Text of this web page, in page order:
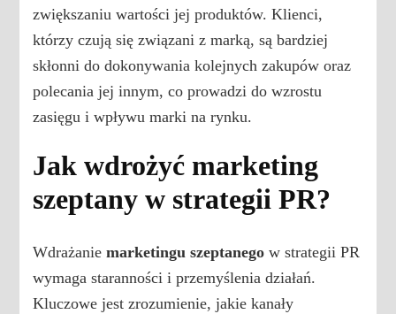
zwiększaniu wartości jej produktów. Klienci,
którzy czują się związani z marką, są bardziej
skłonni do dokonywania kolejnych zakupów oraz
polecania jej innym, co prowadzi do wzrostu
zasięgu i wpływu marki na rynku.
Jak wdrożyć marketing
szeptany w strategii PR?
Wdrażaniemarketingu szeptanego w strategii PR
wymaga staranności i przemyślenia działań.
Kluczowe jest zrozumienie, jakie kanały